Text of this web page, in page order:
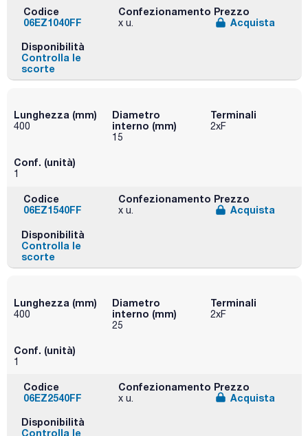
Codice
06EZ1040FF
Confezionamento
x u.
Prezzo
Acquista
Disponibilità
Controlla le
scorte
Lunghezza (mm)
400
Diametro
interno (mm)
15
Terminali
2xF
Conf. (unità)
1
Codice
06EZ1540FF
Confezionamento
x u.
Prezzo
Acquista
Disponibilità
Controlla le
scorte
Lunghezza (mm)
400
Diametro
interno (mm)
25
Terminali
2xF
Conf. (unità)
1
Codice
06EZ2540FF
Confezionamento
x u.
Prezzo
Acquista
Disponibilità
Controlla le